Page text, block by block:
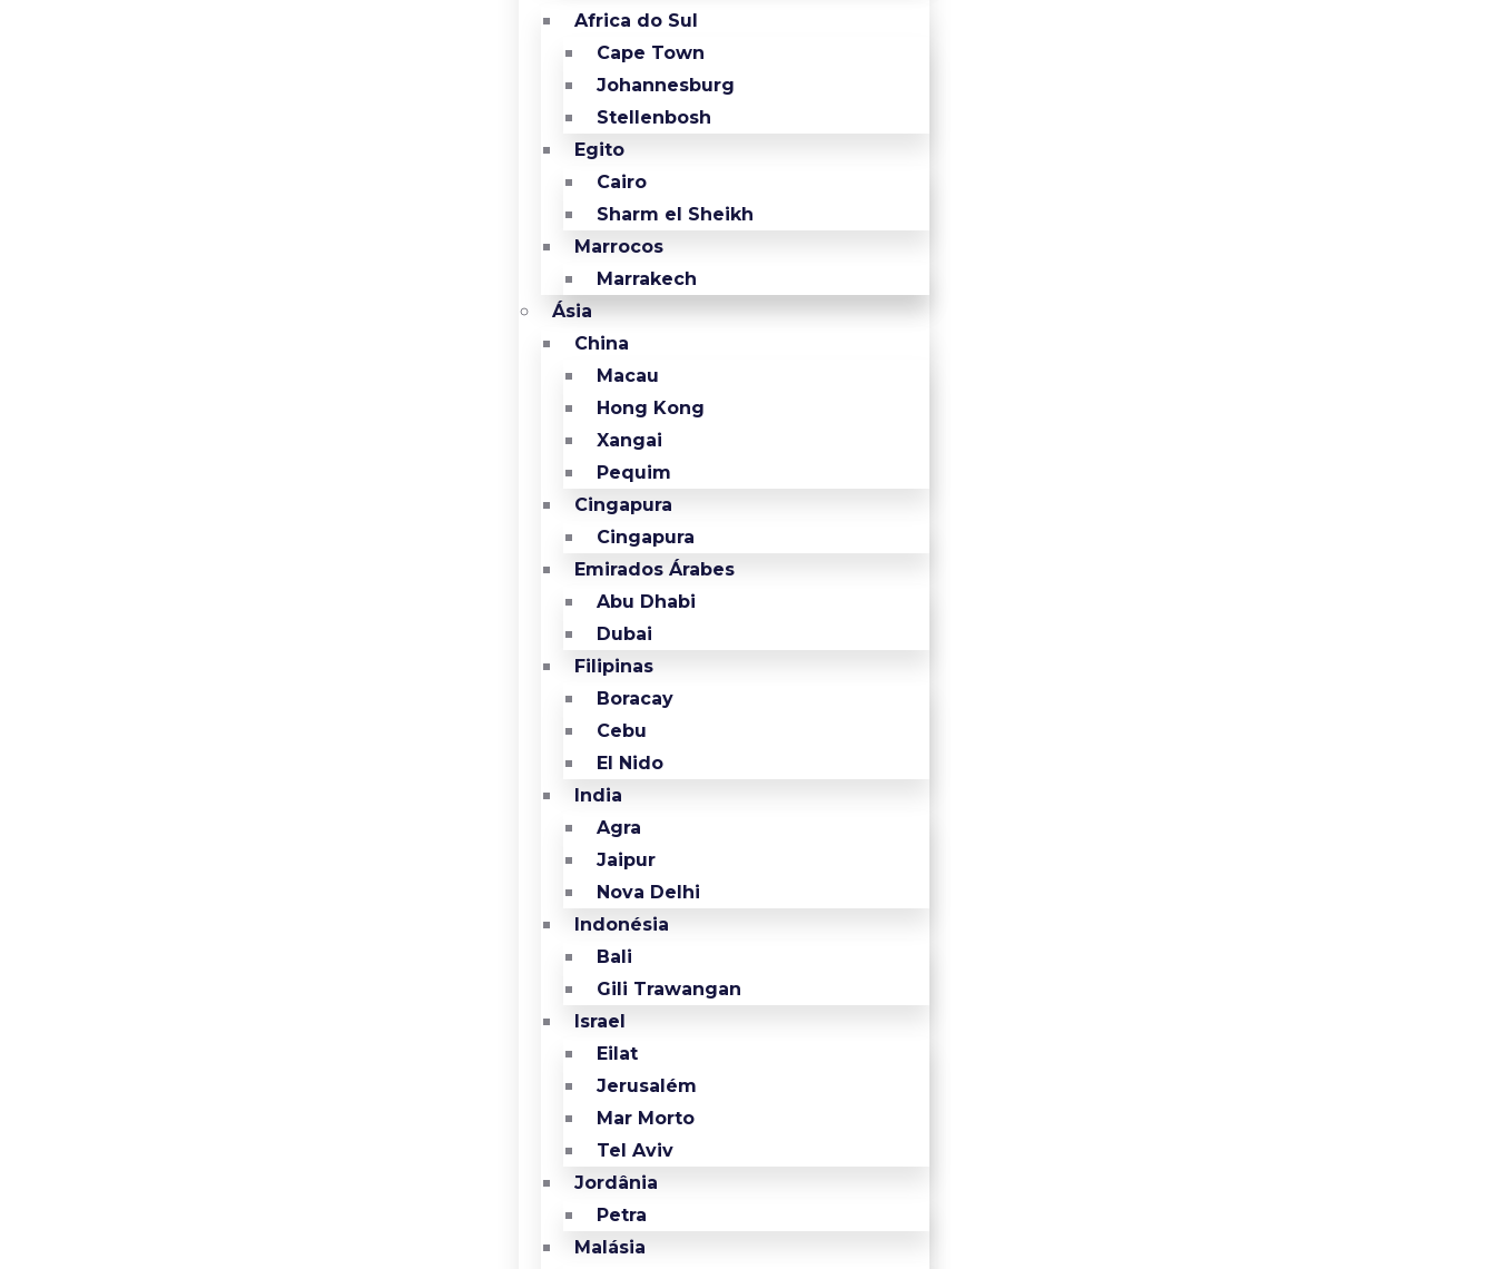
Africa do Sul
Cape Town
Johannesburg
Stellenbosh
Egito
Cairo
Sharm el Sheikh
Marrocos
Marrakech
Ásia
China
Macau
Hong Kong
Xangai
Pequim
Cingapura
Cingapura
Emirados Árabes
Abu Dhabi
Dubai
Filipinas
Boracay
Cebu
El Nido
India
Agra
Jaipur
Nova Delhi
Indonésia
Bali
Gili Trawangan
Israel
Eilat
Jerusalém
Mar Morto
Tel Aviv
Jordânia
Petra
Malásia